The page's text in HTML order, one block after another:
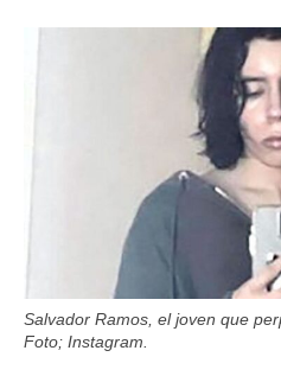
Salvador Ramos, el joven que
Foto; Instagram.